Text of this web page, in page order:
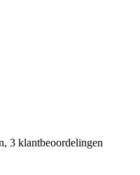
3 klantbeoordelingen